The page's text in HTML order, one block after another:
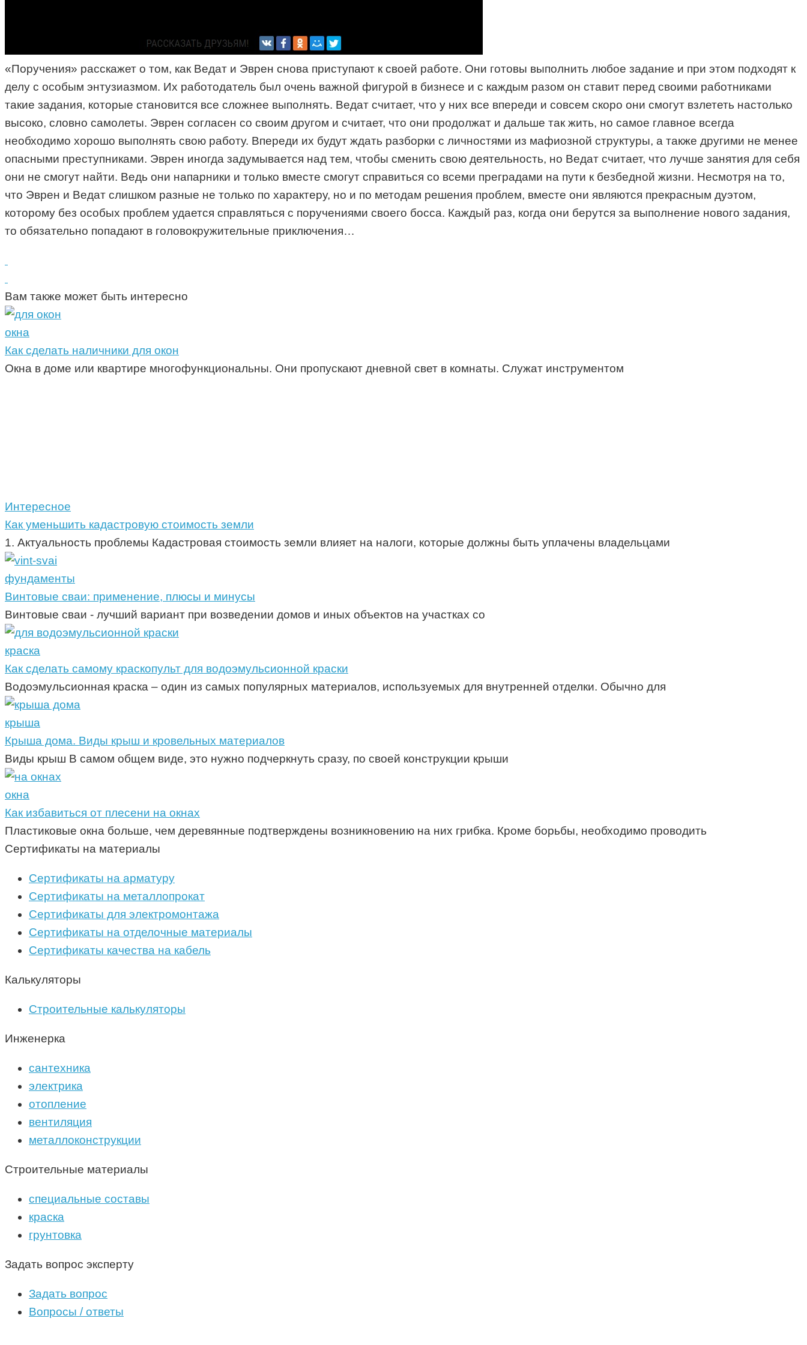
«Поручения» расскажет о том, как Ведат и Эврен снова приступают к своей работе. Они готовы выполнить любое задание и при этом подходят к
делу с особым энтузиазмом. Их работодатель был очень важной фигурой в бизнесе и с каждым разом он ставит перед своими работниками
такие задания, которые становится все сложнее выполнять. Ведат считает, что у них все впереди и совсем скоро они смогут взлететь настолько
высоко, словно самолеты. Эврен согласен со своим другом и считает, что они продолжат и дальше так жить, но самое главное всегда
необходимо хорошо выполнять свою работу. Впереди их будут ждать разборки с личностями из мафиозной структуры, а также другими не менее
опасными преступниками. Эврен иногда задумывается над тем, чтобы сменить свою деятельность, но Ведат считает, что лучше занятия для себя
они не смогут найти. Ведь они напарники и только вместе смогут справиться со всеми преградами на пути к безбедной жизни. Несмотря на то,
что Эврен и Ведат слишком разные не только по характеру, но и по методам решения проблем, вместе они являются прекрасным дуэтом,
которому без особых проблем удается справляться с поручениями своего босса. Каждый раз, когда они берутся за выполнение нового задания,
то обязательно попадают в головокружительные приключения…
Вам также может быть интересно
окна
Как сделать наличники для окон
Окна в доме или квартире многофункциональны. Они пропускают дневной свет в комнаты. Служат инструментом
Интересное
Как уменьшить кадастровую стоимость земли
1. Актуальность проблемы Кадастровая стоимость земли влияет на налоги, которые должны быть уплачены владельцами
фундаменты
Винтовые сваи: применение, плюсы и минусы
Винтовые сваи - лучший вариант при возведении домов и иных объектов на участках со
краска
Как сделать самому краскопульт для водоэмульсионной краски
Водоэмульсионная краска – один из самых популярных материалов, используемых для внутренней отделки. Обычно для
крыша
Крыша дома. Виды крыш и кровельных материалов
Виды крыш В самом общем виде, это нужно подчеркнуть сразу, по своей конструкции крыши
окна
Как избавиться от плесени на окнах
Пластиковые окна больше, чем деревянные подтверждены возникновению на них грибка. Кроме борьбы, необходимо проводить
Сертификаты на материалы
Сертификаты на арматуру
Сертификаты на металлопрокат
Сертификаты для электромонтажа
Сертификаты на отделочные материалы
Сертификаты качества на кабель
Калькуляторы
Строительные калькуляторы
Инженерка
сантехника
электрика
отопление
вентиляция
металлоконструкции
Строительные материалы
специальные составы
краска
грунтовка
Задать вопрос эксперту
Задать вопрос
Вопросы / ответы